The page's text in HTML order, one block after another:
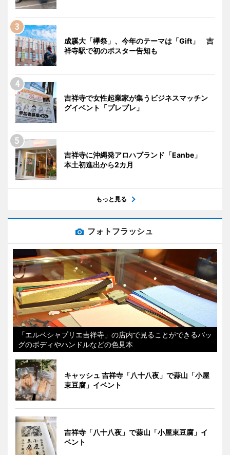
成蹊大「欅祭」、今年のテーマは「Gift」 吉
祥寺駅で初のポスター告知も
吉祥寺で女性起業家が集うビジネスマッチン
グイベント「プレプレ」
吉祥寺に沖縄発アロハブランド「Eanbe」
本土初進出から2カ月
もっと見る
フォトフラッシュ
「エルベシャプリエ吉祥寺」の店内で見ることができるバッ
グのボディやハンドルなどの色見本
キャッシュ 吉祥寺「八十八夜」で蒜山「小屋
束豆腐」イベント
吉祥寺「八十八夜」で蒜山「小屋束豆腐」イ
ベント